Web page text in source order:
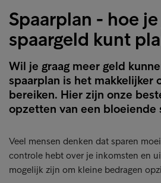
Spaarplan - hoe
spaargeld kunt
Wil je graag meer geld
spaarplan is het makkelijker
bereiken. Hier zijn onze
opzetten van een bloeiende
Veel mensen denken dat sparen
controle hebt over je inkomsten en
mogelijk zijn om kleine bedragen